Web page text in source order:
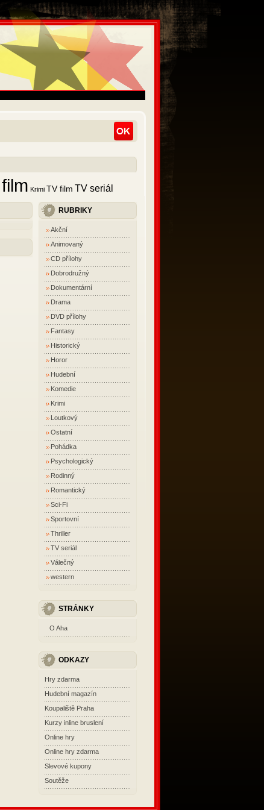
film Krimi TV film TV seriál
RUBRIKY
Akční
Animovaný
CD přílohy
Dobrodružný
Dokumentární
Drama
DVD přílohy
Fantasy
Historický
Horor
Hudební
Komedie
Krimi
Loutkový
Ostatní
Pohádka
Psychologický
Rodinný
Romantický
Sci-Fi
Sportovní
Thriller
TV seriál
Válečný
western
STRÁNKY
O Aha
ODKAZY
Hry zdarma
Hudební magazín
Koupaliště Praha
Kurzy inline bruslení
Online hry
Online hry zdarma
Slevové kupony
Soutěže